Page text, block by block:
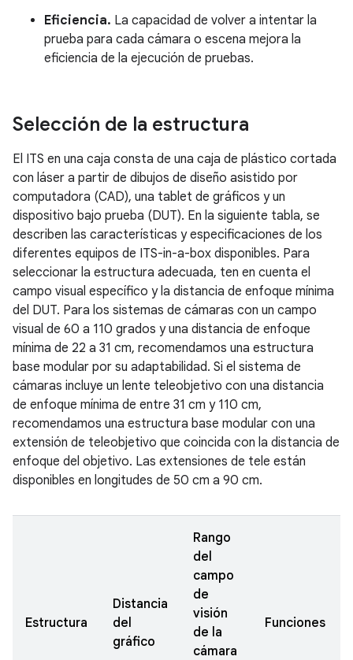
Eficiencia. La capacidad de volver a intentar la
prueba para cada cámara o escena mejora la
eficiencia de la ejecución de pruebas.
Selección de la estructura
El ITS en una caja consta de una caja de plástico cortada
con láser a partir de dibujos de diseño asistido por
computadora (CAD), una tablet de gráficos y un
dispositivo bajo prueba (DUT). En la siguiente tabla, se
describen las características y especificaciones de los
diferentes equipos de ITS-in-a-box disponibles. Para
seleccionar la estructura adecuada, ten en cuenta el
campo visual específico y la distancia de enfoque mínima
del DUT. Para los sistemas de cámaras con un campo
visual de 60 a 110 grados y una distancia de enfoque
mínima de 22 a 31 cm, recomendamos una estructura
base modular por su adaptabilidad. Si el sistema de
cámaras incluye un lente teleobjetivo con una distancia
de enfoque mínima de entre 31 cm y 110 cm,
recomendamos una estructura base modular con una
extensión de teleobjetivo que coincida con la distancia de
enfoque del objetivo. Las extensiones de tele están
disponibles en longitudes de 50 cm a 90 cm.
Estructura
Distancia
del
gráfico
Rango
del
campo
de
visión
de la
cámara
Funciones